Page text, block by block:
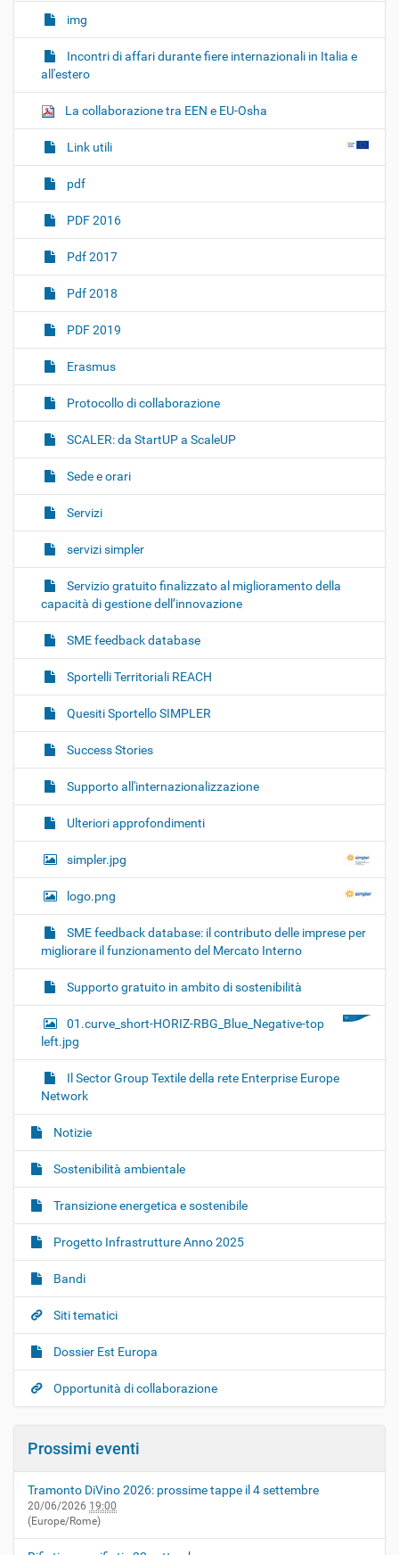
img
Incontri di affari durante fiere internazionali in Italia e
all'estero
La collaborazione tra EEN e EU-Osha
Link utili
pdf
PDF 2016
Pdf 2017
Pdf 2018
PDF 2019
Erasmus
Protocollo di collaborazione
SCALER: da StartUP a ScaleUP
Sede e orari
Servizi
servizi simpler
Servizio gratuito finalizzato al miglioramento della
capacità di gestione dell’innovazione
SME feedback database
Sportelli Territoriali REACH
Quesiti Sportello SIMPLER
Success Stories
Supporto all'internazionalizzazione
Ulteriori approfondimenti
simpler.jpg
logo.png
SME feedback database: il contributo delle imprese per
migliorare il funzionamento del Mercato Interno
Supporto gratuito in ambito di sostenibilità
01.curve_short-HORIZ-RBG_Blue_Negative-top
left.jpg
Il Sector Group Textile della rete Enterprise Europe
Network
Notizie
Sostenibilità ambientale
Transizione energetica e sostenibile
Progetto Infrastrutture Anno 2025
Bandi
Siti tematici
Dossier Est Europa
Opportunità di collaborazione
Prossimi eventi
Tramonto DiVino 2026: prossime tappe il 4 settembre
20/06/2026 19:00
(Europe/Rome)